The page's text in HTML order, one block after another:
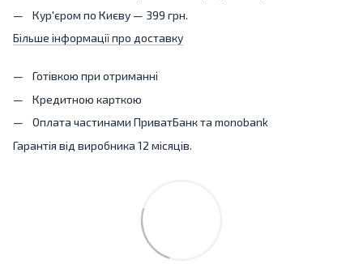
Кур'єром по Києву — 399 грн.
Більше інформації про доставку
Готівкою при отриманні
Кредитною карткою
Оплата частинами ПриватБанк та monobank
Гарантія від виробника 12 місяців.